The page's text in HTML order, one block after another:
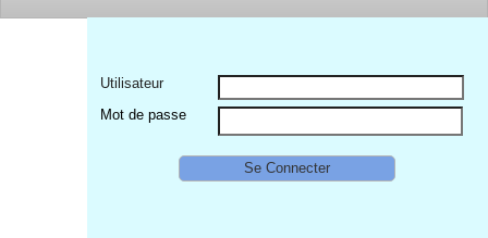
Se Connecter
Utilisateur
Mot de passe